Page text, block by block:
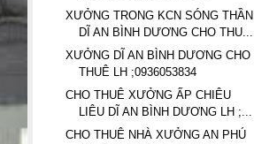
XƯỞNG TRONG KCN SÓNG THẦN
DĨ AN BÌNH DƯƠNG CHO THU...
XƯỞNG DĨ AN BÌNH DƯƠNG CHO
THUÊ LH ;0936053834
CHO THUÊ XƯỞNG ẤP CHIÊU
LIÊU DĨ AN BÌNH DƯƠNG LH ;...
CHO THUÊ NHÀ XƯỞNG AN PHÚ